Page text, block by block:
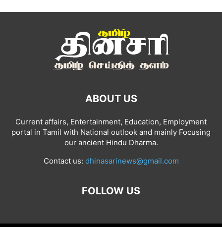
ABOUT US
Current affairs, Entertainment, Education, Employment
portal in Tamil with National outlook and mainly Focusing
our ancient Hindu Dharma.
Contact us: dhinasarinews@gmail.com
FOLLOW US